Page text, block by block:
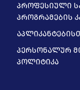
ᲞᲠᲝᲤᲔᲡᲘᲣᲚᲘ
ᲞᲠᲝᲒᲠᲐᲛᲔᲑᲘᲡ
ᲞᲔᲠᲡᲝᲜᲐᲚᲣᲠ
ᲞᲝᲚᲘᲢᲘᲙᲐ